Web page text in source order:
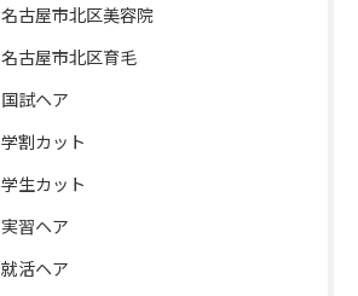
名古屋市北区美容院
名古屋市北区育毛
国試ヘア
学割カット
学生カット
実習ヘア
就活ヘア